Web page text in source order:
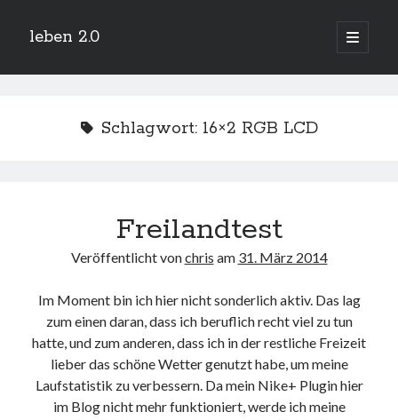
leben 2.0
öffnen
Sidebar
Arduino und BME 280
Minecraft-Server
Leben 2.0 Reloaded (?)
18. November 2018
icinga critical/config: Error: Stack overflow while evaluating expression:
Recursion level too deep.
1. April 2018
Winterhüttentour 2018
9. März 2018
Schlagwort: 16×2 RGB LCD
Freilandtest
Veröffentlicht vonchris am 31. März 2014
Im Moment bin ich hier nicht sonderlich aktiv. Das lag
zum einen daran, dass ich beruflich recht viel zu tun
hatte, und zum anderen, dass ich in der restliche Freizeit
lieber das schöne Wetter genutzt habe, um meine
Laufstatistik zu verbessern. Da mein Nike+ Plugin hier
im Blog nicht mehr funktioniert, werde ich meine